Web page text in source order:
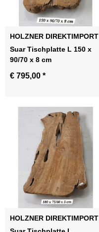
HOLZNER DIREKTIMPORT
Suar Tischplatte L 150 x
90/70 x 8 cm
€ 795,00 *
HOLZNER DIREKTIMPORT